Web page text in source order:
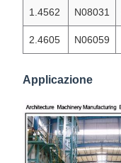
1.4562 N08031
2.4605 N06059
Applicazione